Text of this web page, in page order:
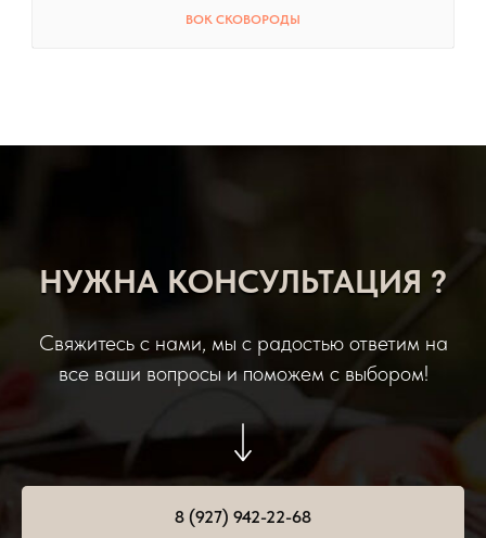
ВОК СКОВОРОДЫ
НУЖНА КОНСУЛЬТАЦИЯ ?
Свяжитесь с нами, мы с радостью ответим на
все ваши вопросы и поможем с выбором!
8 (927) 942-22-68